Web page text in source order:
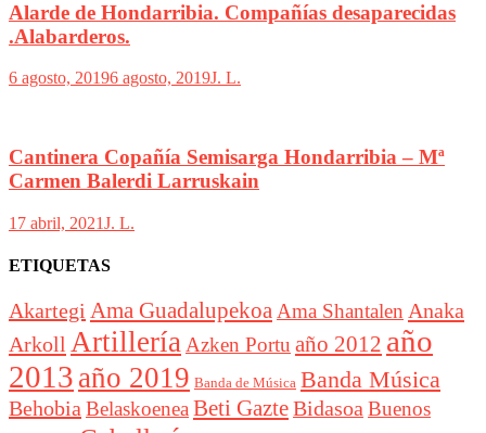
Alarde de Hondarribia. Compañías desaparecidas
.Alabarderos.
6 agosto, 20196 agosto, 2019J. L.
Cantinera Copañía Semisarga Hondarribia – Mª
Carmen Balerdi Larruskain
17 abril, 2021J. L.
ETIQUETAS
Akartegi Ama GuadalupekoaAma Shantalen Anaka
Arkoll ArtilleríaAzken Portu año 2012 año
2013 año 2019 Banda de Música Banda Música
BehobiaBelaskoeneaBeti GazteBidasoaBuenos